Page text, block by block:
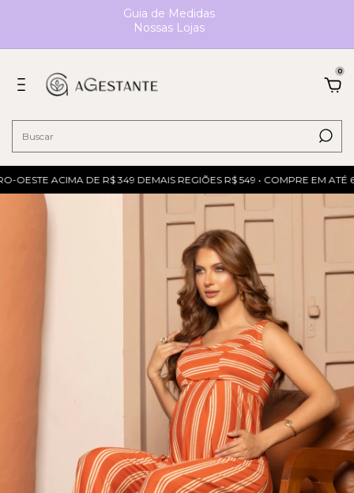
Guia de Medidas
Nossas Lojas
0
ACIMA DE R$ 349 DEMAIS REGIÕES R$ 549 • COMPRE EM ATÉ